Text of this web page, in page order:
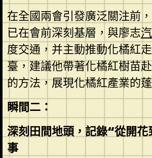
在全國兩會引發廣泛關注前
已在會前深刻基層，與廖志
度交通，并主動推動化橘紅
臺，建議他帶著化橘紅樹苗
的方法，展現化橘紅產業的
瞬間二：
深刻田間地頭，記錄“從開
事